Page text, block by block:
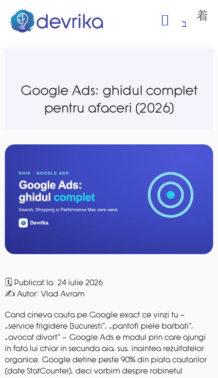
Google Ads: ghidul complet
pentru afaceri (2026)
Publicat la: 24 iulie 2026
✍️ Autor: Vlad Avram
Cand cineva cauta pe Google exact ce vinzi tu —
„service frigidere Bucuresti”, „pantofi piele barbati”,
„avocat divort” — Google Ads e modul prin care ajungi
in fata lui chiar in secunda aia, sus, inaintea rezultatelor
organice. Google detine peste 90% din piata cautarilor
(date StatCounter), deci vorbim despre robinetul